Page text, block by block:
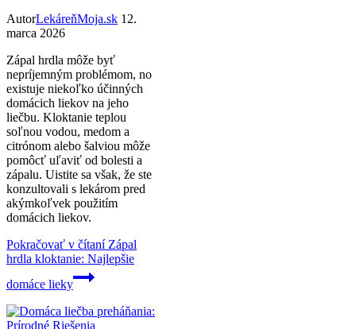
AutorLekáreňMoja.sk 12.
marca 2026
Zápal hrdla môže byť
nepríjemným problémom, no
existuje niekoľko účinných
domácich liekov na jeho
liečbu. Kloktanie teplou
soľnou vodou, medom a
citrónom alebo šalviou môže
pomôcť uľaviť od bolesti a
zápalu. Uistite sa však, že ste
konzultovali s lekárom pred
akýmkoľvek použitím
domácich liekov.
Pokračovať v čítaníZápal
hrdla kloktanie: Najlepšie
domáce lieky